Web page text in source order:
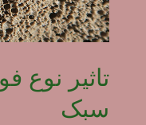
تاثیر نوع
سبک